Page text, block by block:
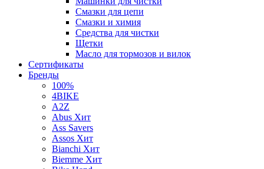
Смазки для цепи
Смазки и химия
Средства для чистки
Щетки
Масло для тормозов и вилок
Сертификаты
Бренды
100%
4BIKE
A2Z
Abus Хит
Ass Savers
Assos Хит
Bianchi Хит
Biemme Хит